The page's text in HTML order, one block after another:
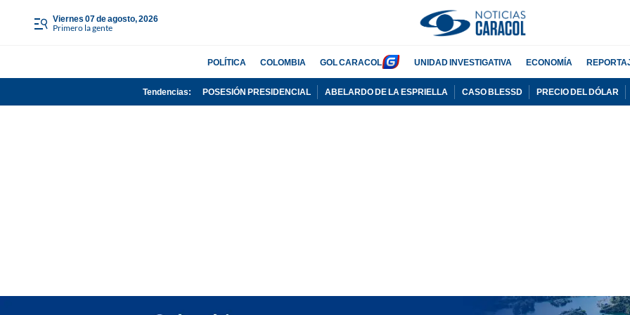
viernes 07 de agosto, 2026
Primero la gente
POLÍTICA COLOMBIA GOL CARACOL UNIDAD INVESTIGATIVA ECONOMÍA
Tendencias: POSESIÓN PRESIDENCIAL ABELARDO DE LA ESPRIELLA CASO BLESSD PRECIO DEL DÓLAR